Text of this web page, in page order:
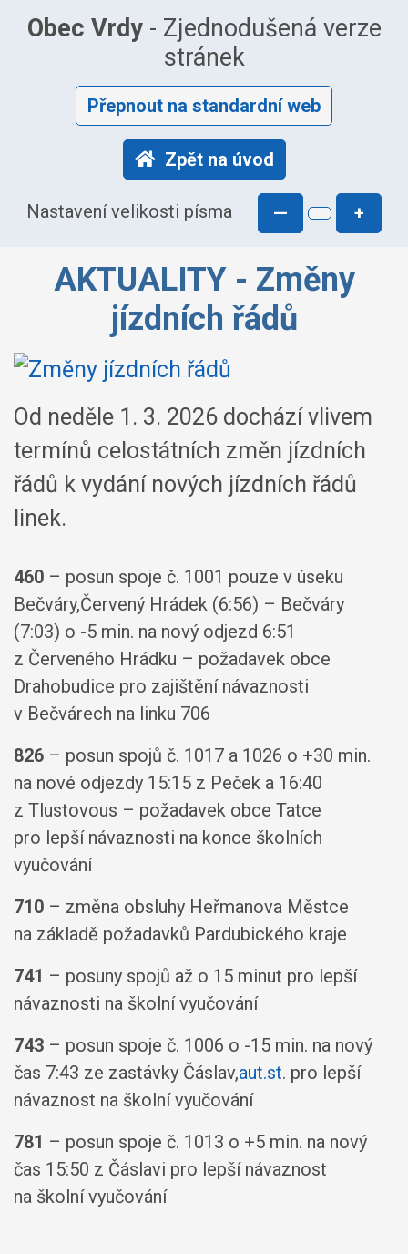
Obec Vrdy- Zjednodušená verze
stránek
Přepnout na standardní web
Zpět na úvod
Nastavení velikosti písma — +
AKTUALITY - Změny
jízdních řádů
Od neděle 1. 3. 2026 dochází vlivem
termínů celostátních změn jízdních
řádů k vydání nových jízdních řádů
linek.
460 – posun spoje č. 1001 pouze v úseku
Bečváry,Červený Hrádek (6:56) – Bečváry
(7:03) o -5 min. na nový odjezd 6:51
z Červeného Hrádku – požadavek obce
Drahobudice pro zajištění návaznosti
v Bečvárech na linku 706
826 – posun spojů č. 1017 a 1026 o +30 min.
na nové odjezdy 15:15 z Peček a 16:40
z Tlustovous – požadavek obce Tatce
pro lepší návaznosti na konce školních
vyučování
710 – změna obsluhy Heřmanova Městce
na základě požadavků Pardubického kraje
741 – posuny spojů až o 15 minut pro lepší
návaznosti na školní vyučování
743 – posun spoje č. 1006 o -15 min. na nový
čas 7:43 ze zastávky Čáslav,aut.st. pro lepší
návaznost na školní vyučování
781 – posun spoje č. 1013 o +5 min. na nový
čas 15:50 z Čáslavi pro lepší návaznost
na školní vyučování